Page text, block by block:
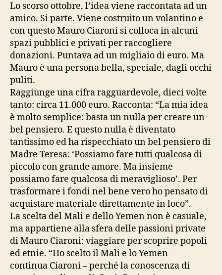
Lo scorso ottobre, l’idea viene raccontata ad un
amico. Si parte. Viene costruito un volantino e
con questo Mauro Ciaroni si colloca in alcuni
spazi pubblici e privati per raccogliere
donazioni. Puntava ad un migliaio di euro. Ma
Mauro è una persona bella, speciale, dagli occhi
puliti.
Raggiunge una cifra ragguardevole, dieci volte
tanto: circa 11.000 euro. Racconta: “La mia idea
è molto semplice: basta un nulla per creare un
bel pensiero. E questo nulla è diventato
tantissimo ed ha rispecchiato un bel pensiero di
Madre Teresa: ‘Possiamo fare tutti qualcosa di
piccolo con grande amore. Ma insieme
possiamo fare qualcosa di meraviglioso’. Per
trasformare i fondi nel bene vero ho pensato di
acquistare materiale direttamente in loco”.
La scelta del Mali e dello Yemen non è casuale,
ma appartiene alla sfera delle passioni private
di Mauro Ciaroni: viaggiare per scoprire popoli
ed etnie. “Ho scelto il Mali e lo Yemen –
continua Ciaroni – perché la conoscenza di